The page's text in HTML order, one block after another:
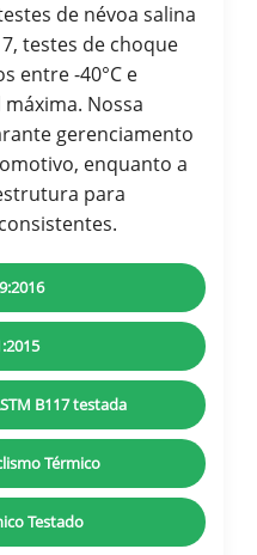
de névoa salina
testes de choque
entre -40°C e
Nossa
gerenciamento
enquanto a
para
B117 testada
Térmico
Testado